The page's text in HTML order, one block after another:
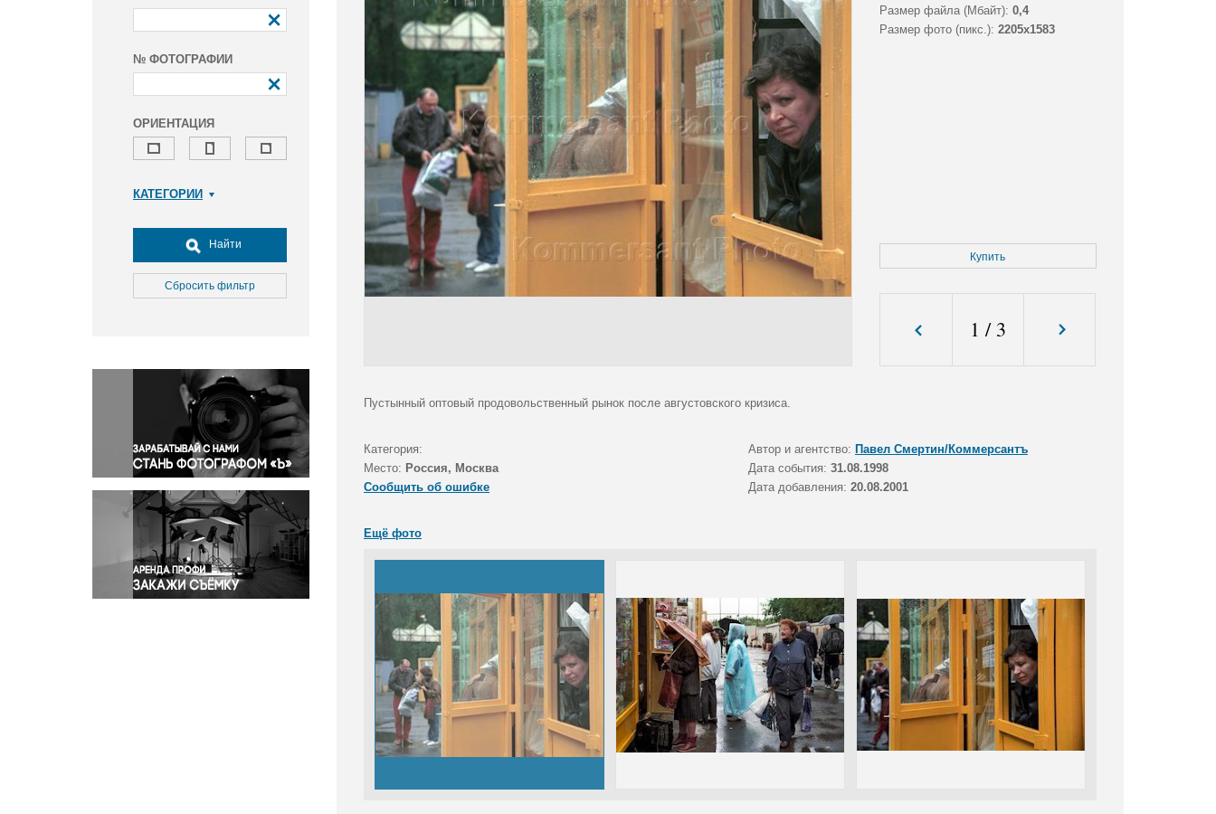
№ ФОТОГРАФИИ
ОРИЕНТАЦИЯ
КАТЕГОРИИ
Досуг, туризм и отдых
Культура
Медицина
Окружающая среда
Политика
Правосудие
Происшествия и конфликты
Религия
Светская жизнь
Спорт
Экология
Экономика и бизнес
Найти
Сбросить фильтр
Размер файла (Мбайт): 0,4
Размер фото (пикс.): 2205x1583
Купить
1 / 3
Пустынный оптовый продовольственный рынок после августовского кризиса.
Категория: Автор и агентство: Павел Смертин/Коммерсантъ
Место: Россия, Москва Дата события: 31.08.1998
Сообщить об ошибке
Дата добавления: 20.08.2001
Ещё фото